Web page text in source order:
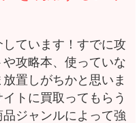
ています！すでに攻
攻略本、使っていな
置しがちかと思いま
トに買取ってもらう
ジャンルによって強